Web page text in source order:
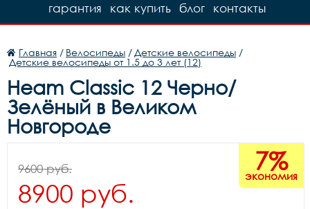
контакты
блог
как купить
гарантия
Главная / Велосипеды / Детские велосипеды /
Детские велосипеды от 1.5 до 3 лет (12)
Heam Classic 12 Черно/
Зелёный в Великом
Новгороде
7%
экономия
9600 руб.
8900 руб.